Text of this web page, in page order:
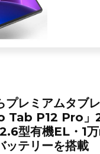
プレミアムタブ
Tab P12 Pro」
型有機EL・1
ッテリーを搭載